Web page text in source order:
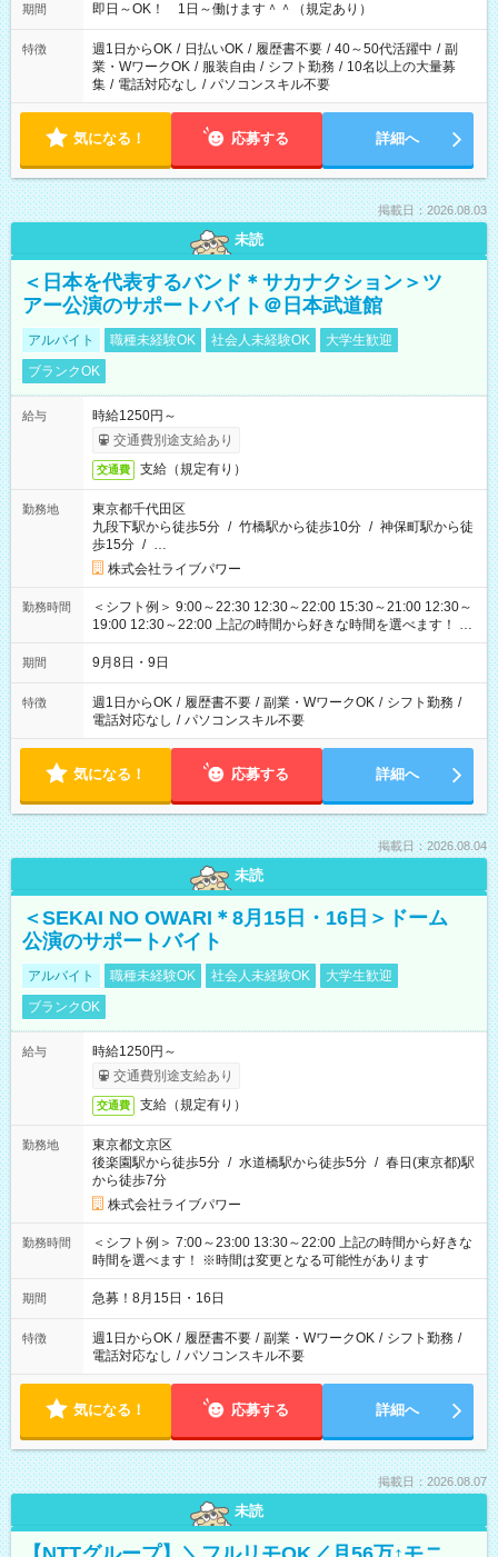
期間 即日～OK！ 1日～働けます＾＾（規定あり）
特徴 週1日からOK / 日払いOK / 履歴書不要 / 40～50代活躍中 / 副
業・WワークOK / 服装自由 / シフト勤務 / 10名以上の大量募
集 / 電話対応なし / パソコンスキル不要
気になる！ 応募する 詳細へ
掲載日：2026.08.03
未読
＜日本を代表するバンド＊サカナクション＞ツ
アー公演のサポートバイト＠日本武道館
アルバイト 職種未経験OK 社会人未経験OK
大学生歓迎
ブランクOK
給与
時給1250円～
交通費別途支給あり
交通費 支給（規定有り）
勤務地
東京都千代田区
九段下駅から徒歩5分 / 竹橋駅から徒歩10分 / 神保町駅から徒
歩15分 / …
株式会社ライブパワー
勤務時間
＜シフト例＞ 9:00～22:30 12:30～22:00 15:30～21:00 12:30～
19:00 12:30～22:00 上記の時間から好きな時間を選べます！ ※
時間は変更となる可能性があります
期間 9月8日・9日
特徴 週1日からOK / 履歴書不要 / 副業・WワークOK / シフト勤務 /
電話対応なし / パソコンスキル不要
気になる！ 応募する 詳細へ
掲載日：2026.08.04
未読
＜SEKAI NO OWARI＊8月15日・16日＞ドーム
公演のサポートバイト
アルバイト 職種未経験OK 社会人未経験OK
大学生歓迎
ブランクOK
給与
時給1250円～
交通費別途支給あり
交通費 支給（規定有り）
勤務地
東京都文京区
後楽園駅から徒歩5分 / 水道橋駅から徒歩5分 / 春日(東京都)駅
から徒歩7分
株式会社ライブパワー
勤務時間
＜シフト例＞ 7:00～23:00 13:30～22:00 上記の時間から好きな
時間を選べます！ ※時間は変更となる可能性があります
期間 急募！8月15日・16日
特徴 週1日からOK / 履歴書不要 / 副業・WワークOK / シフト勤務 /
電話対応なし / パソコンスキル不要
気になる！ 応募する 詳細へ
掲載日：2026.08.07
未読